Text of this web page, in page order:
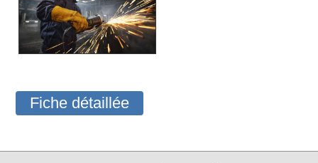
Fiche détaillée